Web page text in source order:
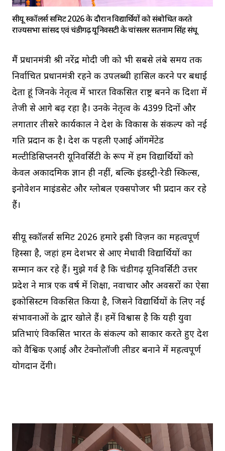
सीयू स्कॉलर्स समिट 2026 के दौरान विद्यार्थियों को संबोधित करते
राज्यसभा सांसद एवं चंडीगढ़ यूनिवर्सिटी के चांसलर सतनाम सिंह संधू
मैं प्रधानमंत्री श्री नरेंद्र मोदी जी को भी सबसे लंबे समय तक
निर्वाचित प्रधानमंत्री रहने की उपलब्धी हासिल करने पर बधाई
देता हूं जिनके नेतृत्व में भारत विकसित राष्ट्र बनने की दिशा में
तेजी से आगे बढ़ रहा है। उनके नेतृत्व के 4399 दिनों और
लगातार तीसरे कार्यकाल ने देश के विकास के संकल्प को नई
गति प्रदान की है। देश की पहली एआई ऑगमेंटेड
मल्टीडिसिप्लनरी यूनिवर्सिटी के रूप में हम विद्यार्थियों को
केवल अकादमिक ज्ञान ही नहीं, बल्कि इंडस्ट्री-रेडी स्किल्स,
इनोवेशन माइंडसेट और ग्लोबल एक्सपोजर भी प्रदान कर रहे
हैं।
सीयू स्कॉलर्स समिट 2026 हमारे इसी विज़न का महत्वपूर्ण
हिस्सा है, जहां हम देशभर से आए मेधावी विद्यार्थियों का
सम्मान कर रहे हैं। मुझे गर्व है कि चंडीगढ़ यूनिवर्सिटी उत्तर
प्रदेश ने मात्र एक वर्ष में शिक्षा, नवाचार और अवसरों का ऐसा
इकोसिस्टम विकसित किया है, जिसने विद्यार्थियों के लिए नई
संभावनाओं के द्वार खोले हैं। हमें विश्वास है कि यही युवा
प्रतिभाएं विकसित भारत के संकल्प को साकार करते हुए देश
को वैश्विक एआई और टेक्नोलॉजी लीडर बनाने में महत्वपूर्ण
योगदान देंगी।